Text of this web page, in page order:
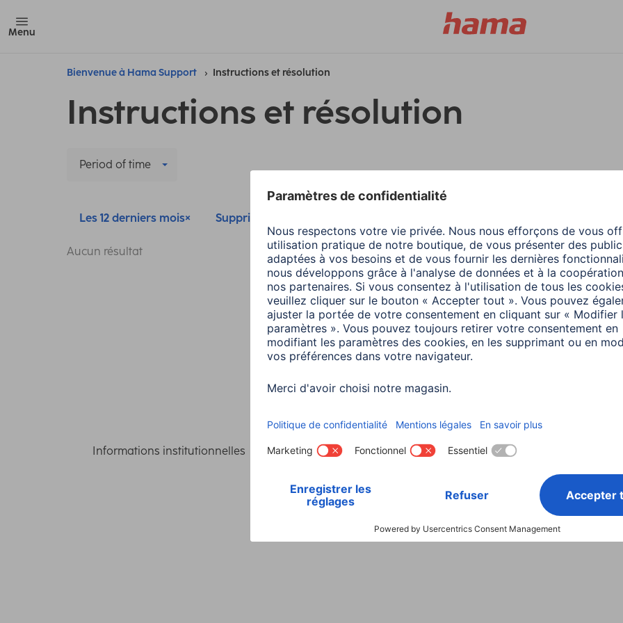
Menu
Bienvenue à Hama Support Instructions et résolution
Instructions et résolution
Period of time
Les 12 derniers mois Supprimer tous les filtres
Aucun résultat
Choisissez un pays
Informations institutionnelles Confidentialité et Securité Conditions de garantie